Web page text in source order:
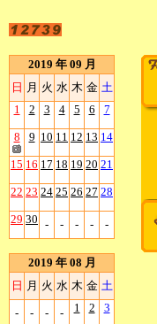
2019 年 09 月
日 月 火 水 木 金 土
1
2 3 4 5 6 7
8 9 10 11 12 13 14
15 16 17 18 19 20 21
22 23 24 25 26 27 28
29 30 - - - - -
2019 年 08 月
日 月 火 水 木 金 土
- - - - 1 2 3